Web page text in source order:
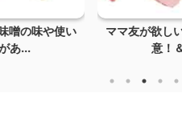
味や使い
ママ友が欲しい人
意！＆う